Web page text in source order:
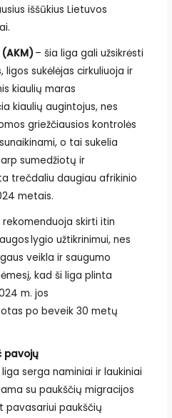
iššūkius Lietuvos
– šia liga gali užsikrėsti
ligos sukėlėjas cirkuliuoja ir
kiaulių maras
kiaulių augintojus, nes
griežčiausios kontrolės
o tai sukelia
sumedžiotų ir
trečdaliu daugiau afrikinio
metais.
rekomenduoja skirti itin
lygio užtikrinimui, nes
veikla ir saugumo
kad ši liga plinta
m. jos
po beveik 30 metų
pavojų
serga naminiai ir laukiniai
su paukščių migracijos
pavasariui paukščių